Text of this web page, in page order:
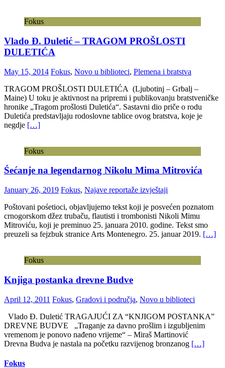
Fokus
Vlado Đ. Duletić – TRAGOM PROŠLOSTI
DULETIĆA
May 15, 2014 Fokus, Novo u biblioteci, Plemena i bratstva
TRAGOM PROŠLOSTI DULETIĆA (Ljubotinj – Grbalj –
Maine) U toku je aktivnost na pripremi i publikovanju bratstveničke
hronike „Tragom prošlosti Duletića“. Sastavni dio priče o rodu
Duletića predstavljaju rodoslovne tablice ovog bratstva, koje je
negdje […]
Fokus
Śećanje na legendarnog Nikolu Mima Mitrovića
January 26, 2019 Fokus, Najave reportaže izvještaji
Poštovani pośetioci, objavljujemo tekst koji je posvećen poznatom
crnogorskom džez trubaču, flautisti i trombonisti Nikoli Mimu
Mitroviću, koji je preminuo 25. januara 2010. godine. Tekst smo
preuzeli sa fejzbuk stranice Arts Montenegro. 25. januar 2019. […]
Fokus
Knjiga postanka drevne Budve
April 12, 2011 Fokus, Gradovi i područja, Novo u biblioteci
Vlado Đ. Duletić TRAGAJUĆI ZA “KNJIGOM POSTANKA”
DREVNE BUDVE „Traganje za davno prošlim i izgubljenim
vremenom je ponovo nađeno vrijeme“ – Miraš Martinović
Drevna Budva je nastala na početku razvijenog bronzanog […]
Fokus